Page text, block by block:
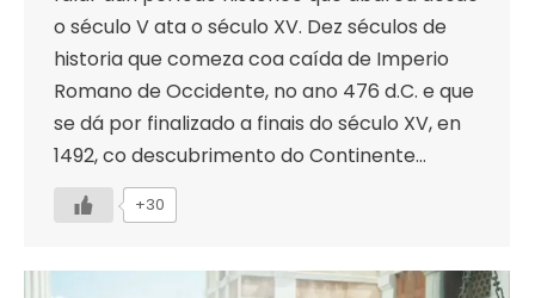
o século V ata o século XV. Dez séculos de
historia que comeza coa caída de Imperio
Romano de Occidente, no ano 476 d.C. e que
se dá por finalizado a finais do século XV, en
1492, co descubrimento do Continente…
+30